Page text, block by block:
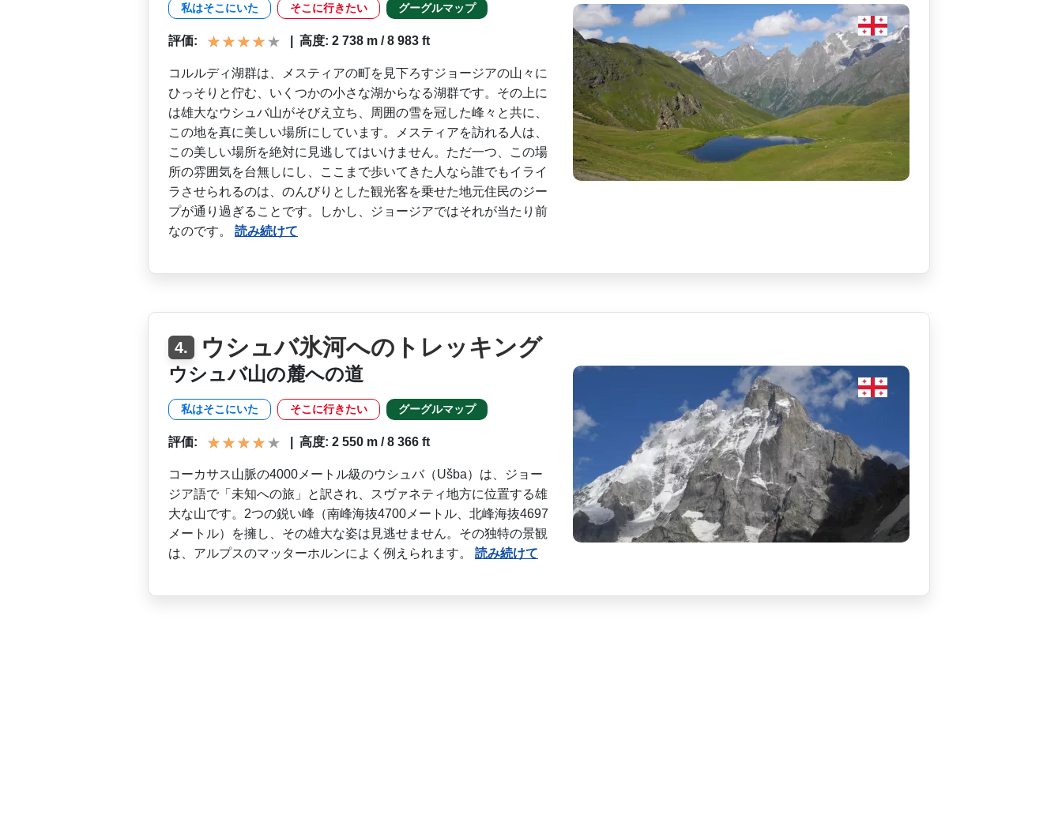
私はそこにいた そこに行きたい グーグルマップ
評価: 高度: 2 738 m / 8 983 ft
コルルディ湖群は、メスティ­アの町を見下ろすジョージアの山々に
ひっそりと佇む­、いくつかの小さな湖からなる湖群です。その上に
は­雄大なウシュバ山がそびえ立ち、周囲の雪を冠した峰­々と共に、
この地を真に美しい場所にしています。メ­スティアを訪れる人は、
この美しい場所を絶対に見逃­してはいけません。ただ一つ、この場
所の雰囲気を台­無しにし、ここまで歩いてきた人なら誰でもイライ
ラ­させられるのは、のんびりとした観光客を乗せた地元­住民のジー
プが通り過ぎることです。しかし、ジョー­ジアではそれが当たり前
なのです。 読み続けて
4. ウシュバ氷河へのトレッキング
ウシュバ山の麓への道
私はそこにいた そこに行きたい グーグルマップ
評価: 高度: 2 550 m / 8 366 ft
コーカサス山脈の4000メ­ートル級のウシュバ（Ušba）は、ジョー
ジア語で­「未知への旅」と訳され、スヴァネティ地方に位置す­る雄
大な山です。2つの鋭い峰（南峰海抜4700メ­ートル、北峰海抜4697
メートル）を擁し、その雄­大な姿は見逃せません。その独特の景観
は、アルプス­のマッターホルンによく例えられます。 読み続けて